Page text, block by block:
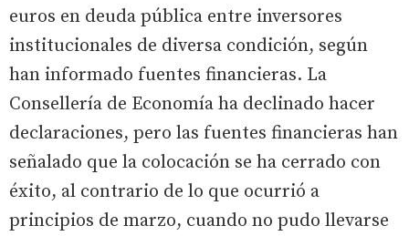
euros en deuda pública entre inversores
institucionales de diversa condición, según
han informado fuentes financieras. La
Consellería de Economía ha declinado hacer
declaraciones, pero las fuentes financieras han
señalado que la colocación se ha cerrado con
éxito, al contrario de lo que ocurrió a
principios de marzo, cuando no pudo llevarse